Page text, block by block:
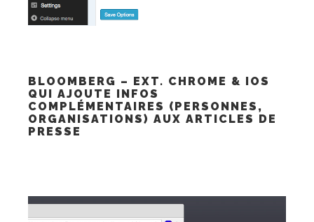
BLOOMBERG – EXT. CHROME & IOS
QUI AJOUTE INFOS
COMPLÉMENTAIRES (PERSONNES,
ORGANISATIONS) AUX ARTICLES DE
PRESSE